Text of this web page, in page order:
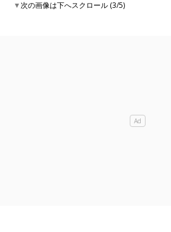
▼次の画像は下へスクロール (3/5)